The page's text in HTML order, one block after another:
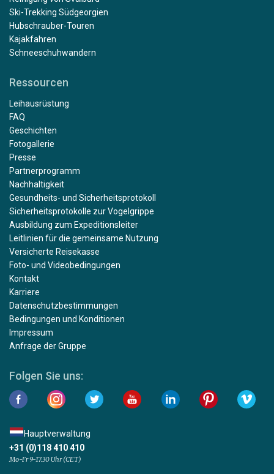
Ski-Trekking Südgeorgien
Hubschrauber-Touren
Kajakfahren
Schneeschuhwandern
Ressourcen
Leihausrüstung
FAQ
Geschichten
Fotogallerie
Presse
Partnerprogramm
Nachhaltigkeit
Gesundheits- und Sicherheitsprotokoll
Sicherheitsprotokolle zur Vogelgrippe
Ausbildung zum Expeditionsleiter
Leitlinien für die gemeinsame Nutzung
Versicherte Reisekasse
Foto- und Videobedingungen
Kontakt
Karriere
Datenschutzbestimmungen
Bedingungen und Konditionen
Impressum
Anfrage der Gruppe
Folgen Sie uns:
Hauptverwaltung
+31 (0)118 410 410
Mo-Fr 9-17:30 Uhr (CET)